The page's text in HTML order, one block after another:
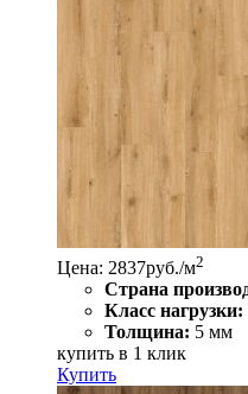
Цена: 2837руб./м2
Страна
Класс нагрузки:
Толщина: 5 мм
купить в 1 клик
Купить